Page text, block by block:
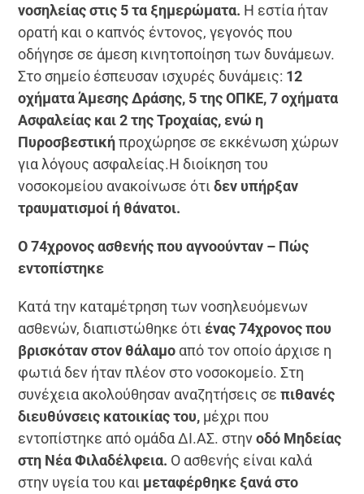
νοσηλείας στις 5 τα ξημερώματα. Η εστία ήταν
ορατή και ο καπνός έντονος, γεγονός που
οδήγησε σε άμεση κινητοποίηση των δυνάμεων.
Στο σημείο έσπευσαν ισχυρές δυνάμεις: 12
οχήματα Άμεσης Δράσης, 5 της ΟΠΚΕ, 7 οχήματα
Ασφαλείας και 2 της Τροχαίας, ενώ η
Πυροσβεστικήπροχώρησε σε εκκένωση χώρων
για λόγους ασφαλείας.Η διοίκηση του
νοσοκομείου ανακοίνωσε ότι δεν υπήρξαν
τραυματισμοί ή θάνατοι.
Ο 74χρονος ασθενής που αγνοούνταν – Πώς
εντοπίστηκε
Κατά την καταμέτρηση των νοσηλευόμενων
ασθενών, διαπιστώθηκε ότι ένας 74χρονος που
βρισκόταν στον θάλαμο από τον οποίο άρχισε η
φωτιά δεν ήταν πλέον στο νοσοκομείο. Στη
συνέχεια ακολούθησαν αναζητήσεις σεπιθανές
διευθύνσεις κατοικίας του, μέχρι που
εντοπίστηκε από ομάδα ΔΙ.ΑΣ. στηνοδό Μηδείας
στη Νέα Φιλαδέλφεια. Ο ασθενής είναι καλά
στην υγεία του και μεταφέρθηκε ξανά στο